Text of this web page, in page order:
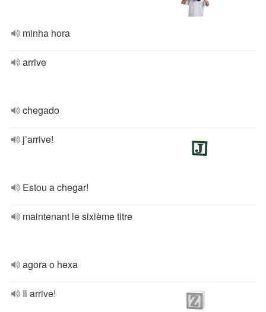
minha hora
arrive
chegado
j’arrive!
Estou a chegar!
maintenant le sixième titre
agora o hexa
Il arrive!